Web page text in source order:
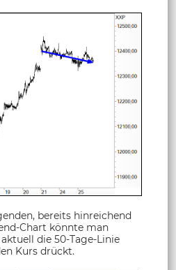
bereits hinreichend
Chart könnte man
die 50-Tage-Linie
Kurs drückt.